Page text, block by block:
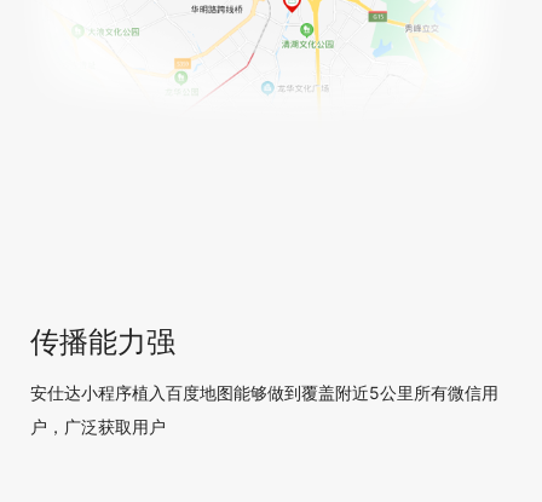
传播能力强
安仕达小程序植入百度地图能够做到覆盖附近5公里所有微信用
户，广泛获取用户